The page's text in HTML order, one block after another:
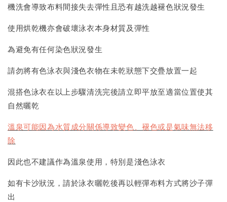
機洗會導致布料間接失去彈性且恐有越洗越褪色狀況發生
使用烘乾機亦會破壞泳衣本身材質及彈性
為避免有任何染色狀況發生
請勿將有色泳衣與淺色衣物在未乾狀態下交疊放置一起
混搭色泳衣在以上步驟清洗完後請立即平放至適當位置使其
自然曬乾
溫泉可能因為水質成分關係導致變色、褪色或是氣味無法移
除
因此也不建議作為溫泉使用，特別是淺色泳衣
如有卡沙狀況，請於泳衣曬乾後再以輕彈布料方式將沙子彈
出